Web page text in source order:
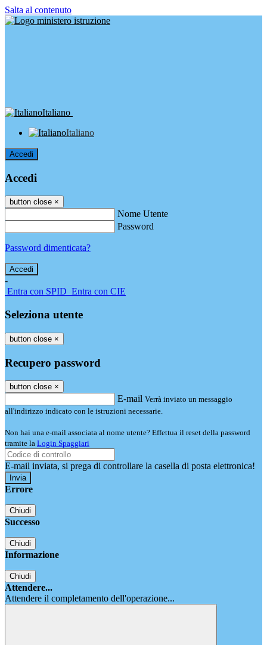
Salta al contenuto
Italiano
Italiano
Accedi
Accedi
button close ×
Nome Utente
Password
Password dimenticata?
-
Entra con SPID Entra con CIE
Seleziona utente
button close ×
Recupero password
button close ×
E-mail Verrà inviato un messaggio
all'indirizzo indicato con le istruzioni necessarie.
Non hai una e-mail associata al nome utente? Effettua il reset della password
tramite la Login Spaggiari
E-mail inviata, si prega di controllare la casella di posta elettronica!
Errore
Chiudi
Successo
Chiudi
Informazione
Chiudi
Attendere...
Attendere il completamento dell'operazione...